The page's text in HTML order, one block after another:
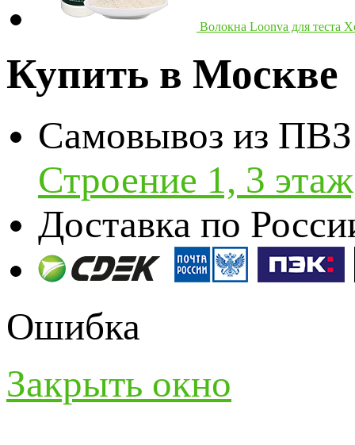
Волокна Loonva для теста
Купить в Москве
Самовывоз из
Строение 1, 3
Доставка по
Ошибка
Закрыть окно